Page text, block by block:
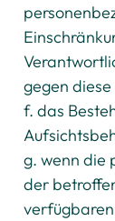
gegen
f. das
g. wenn die
der